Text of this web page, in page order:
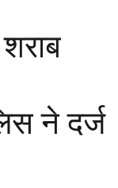
ने दर्ज